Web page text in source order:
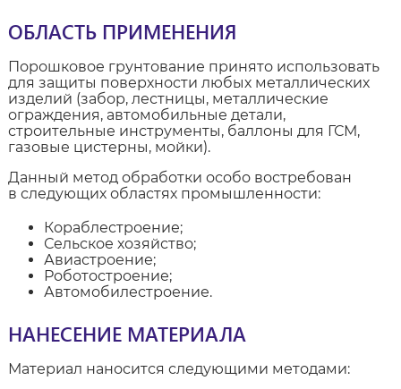
ОБЛАСТЬ ПРИМЕНЕНИЯ
Порошковое грунтование принято использовать
для защиты поверхности любых металлических
изделий (забор, лестницы, металлические
ограждения, автомобильные детали,
строительные инструменты, баллоны для ГСМ,
газовые цистерны, мойки).
Данный метод обработки особо востребован
в следующих областях промышленности:
Кораблестроение;
Сельское хозяйство;
Авиастроение;
Роботостроение;
Автомобилестроение.
НАНЕСЕНИЕ МАТЕРИАЛА
Материал наносится следующими методами: